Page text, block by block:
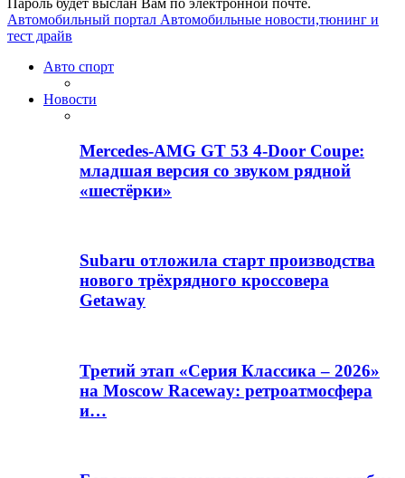
Пароль будет выслан Вам по электронной почте.
Автомобильный портал Автомобильные новости,тюнинг и
тест драйв
Авто спорт
Новости
Mercedes-AMG GT 53 4-Door Coupe:
младшая версия со звуком рядной
«шестёрки»
Subaru отложила старт производства
нового трёхрядного кроссовера
Getaway
Третий этап «Серия Классика – 2026»
на Moscow Raceway: ретроатмосфера
и…